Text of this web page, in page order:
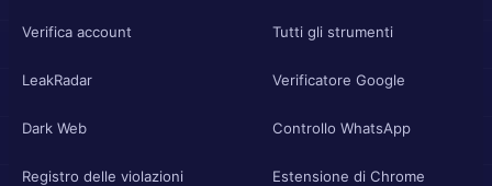
Verifica account
LeakRadar
Dark Web
Registro delle violazioni
Tutti gli strumenti
Verificatore Google
Controllo WhatsApp
Estensione di Chrome